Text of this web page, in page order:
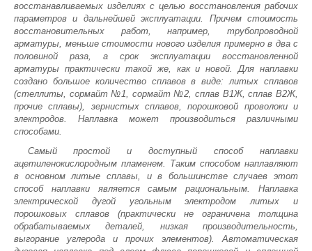
восстанавливаемых изделиях с целью восстановления рабочих
параметров и дальнейшей эксплуатации. Причем стоимость
восстановительных работ, например, трубопроводной
арматуры, меньше стоимости нового изделия примерно в два с
половиной раза, а срок эксплуатации восстановленной
арматуры практически такой же, как и новой. Для наплавки
создано большое количество сплавов в виде: литых сплавов
(стеллиты, сормайт №1, сормайт №2, сплав В1Ж, сплав В2Ж,
прочие сплавы), зернистых сплавов, порошковой проволоки и
электродов. Наплавка может производиться различными
способами.
Самый простой и доступный способ наплавки
ацетиленокислородным пламенем. Таким способом наплавляют
в основном литые сплавы, и в большинстве случаев этот
способ наплавки является самым рациональным. Наплавка
электрической дугой угольным электродом литых и
порошковых сплавов (практически не ограничена толщина
обрабатываемых деталей, низкая производительность,
выгорание углерода и прочих элементов). Автоматическая